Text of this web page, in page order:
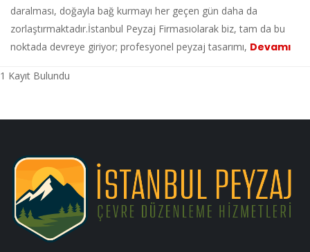
daralması, doğayla bağ kurmayı her geçen gün daha da
zorlaştırmaktadır.İstanbul Peyzaj Firmasıolarak biz, tam da bu
noktada devreye giriyor; profesyonel peyzaj tasarımı, Devamı
1 Kayıt Bulundu